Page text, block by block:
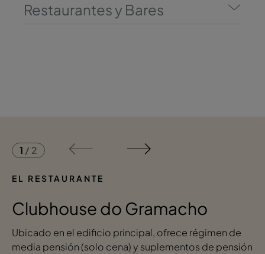
Restaurantes y Bares
EL RESTAURANTE
Clubhouse do Gramacho
Ubicado en el edificio principal, ofrece régimen de
media pensión (solo cena) y suplementos de pensión
1 / 2